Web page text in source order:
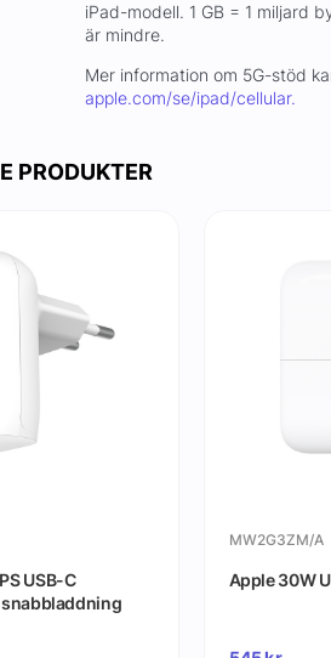
iPad-modell. 1 GB = 1 miljard
är mindre.
Mer information om 5G-stöd
apple.com/se/ipad/cellular.
PRODUKTER
USB-C
MW2G3ZM/A
Apple 30W